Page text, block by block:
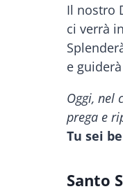
Il nostro
ci verrà
e
Oggi, nel
prega e
Tu sei
Santo